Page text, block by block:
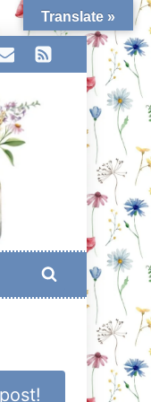
Translate »